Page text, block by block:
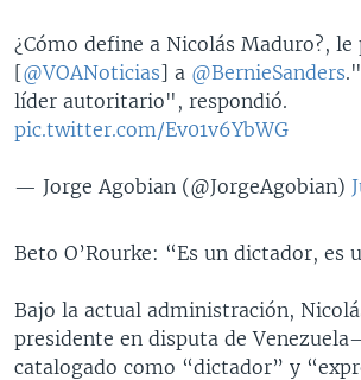
¿Cómo define a Nicolás Maduro?, le
[@VOANoticias] a @BernieSanders
líder autoritario", respondió.
pic.twitter.com/Ev01v6YbWG
— Jorge Agobian (@JorgeAgobian)
Beto O’Rourke: “Es un dictador, es
Bajo la actual administración,
presidente en disputa de
catalogado como “dictador” y